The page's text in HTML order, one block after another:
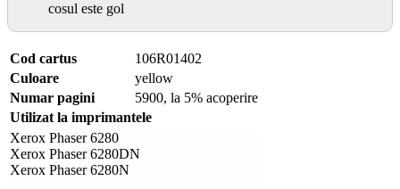
cosul este gol
Cod cartus
106R01402
Culoare
yellow
Numar pagini
5900, la 5% acoperire
Utilizat la imprimantele
Xerox Phaser 6280
Xerox Phaser 6280DN
Xerox Phaser 6280N